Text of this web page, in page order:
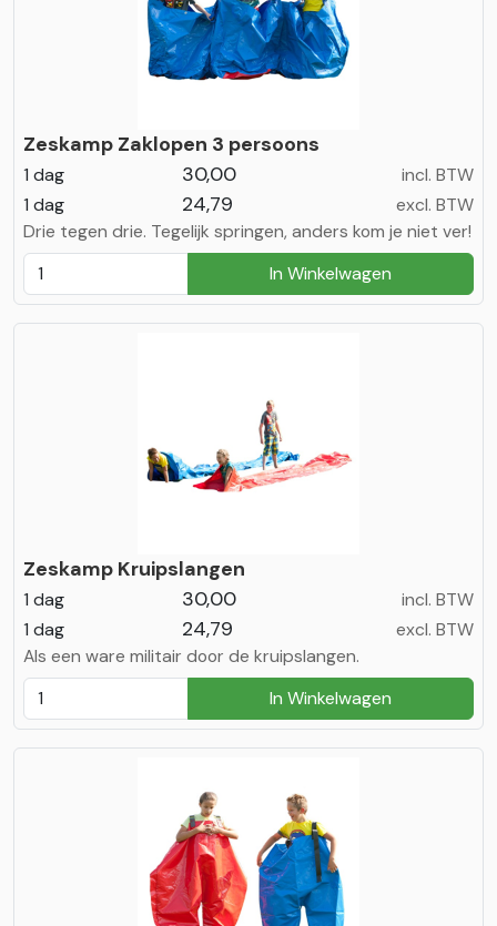
Zeskamp Zaklopen 3 persoons
1 dag 30,00
incl. BTW
1 dag
24,79
excl. BTW
Drie tegen drie. Tegelijk springen, anders kom je niet ver!
In Winkelwagen
Zeskamp Kruipslangen
1 dag 30,00
incl. BTW
1 dag
24,79
excl. BTW
Als een ware militair door de kruipslangen.
In Winkelwagen